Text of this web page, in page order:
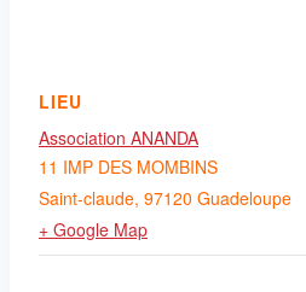
LIEU
Association ANANDA
11 IMP DES MOMBINS
Saint-claude, 97120 Guadeloupe
+ Google Map